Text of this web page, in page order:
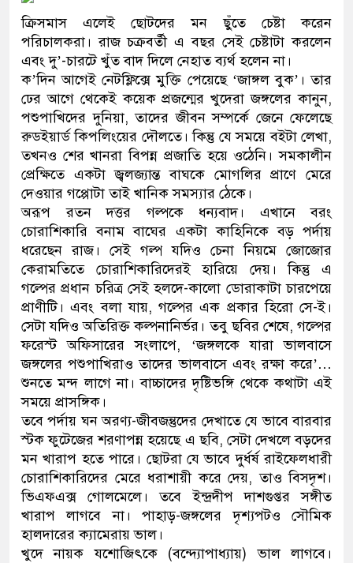
সিল-স্বাক্ষর জালিয়াতি চক্রের পাঁচ
উদ্ধার
জনগণ পরিবর্তন চেয়েছে বলেই
প্রধানমন্ত্রী
মিরপুর মডেল থানার অভিযানে
মাদক কারবারি গ্রেফতার
২৮ লাখ টাকার জাল নোটসহ
থানা পুলিশ
যেকোনো সময় বেনজীরের
নেতৃত্ব ও গণতন্ত্রের মূর্তমান
ক্রিসমাস এলেই ছোটদের মন ছুঁতে চেষ্টা করেন
পরিচালকরা। রাজ চক্রবর্তী এ বছর সেই চেষ্টাটা করলেন
এবং দু’-চারটে খুঁত বাদ দিলে নেহাত ব্যর্থ হলেন না।
ক’দিন আগেই নেটফ্লিক্সে মুক্তি পেয়েছে ‘জাঙ্গল বুক’। তার
ঢের আগে থেকেই কয়েক প্রজন্মের খুদেরা জঙ্গলের কানুন,
পশুপাখিদের দুনিয়া, তাদের জীবন সম্পর্কে জেনে ফেলেছে
রুডইয়ার্ড কিপলিংয়ের দৌলতে। কিন্তু যে সময়ে বইটা লেখা,
তখনও শের খানরা বিপন্ন প্রজাতি হয়ে ওঠেনি। সমকালীন
প্রেক্ষিতে একটা জ্বলজ্যান্ত বাঘকে মোগলির প্রাণে মেরে
দেওয়ার গপ্পোটা তাই খানিক সমস্যার ঠেকে।
অরূপ রতন দত্তর গল্পকে ধন্যবাদ। এখানে বরং
চোরাশিকারি বনাম বাঘের একটা কাহিনিকে বড় পর্দায়
ধরেছেন রাজ। সেই গল্প যদিও চেনা নিয়মে জোজোর
কেরামতিতে চোরাশিকারিদেরই হারিয়ে দেয়। কিন্তু এ
গল্পের প্রধান চরিত্র সেই হলদে-কালো ডোরাকাটা চারপেয়ে
প্রাণীটি। এবং বলা যায়, গল্পের এক প্রকার হিরো সে-ই।
সেটা যদিও অতিরিক্ত কল্পনানির্ভর। তবু ছবির শেষে, গল্পের
ফরেস্ট অফিসারের সংলাপে, ‘জঙ্গলকে যারা ভালবাসে
জঙ্গলের পশুপাখিরাও তাদের ভালবাসে এবং রক্ষা করে’…
শুনতে মন্দ লাগে না। বাচ্চাদের দৃষ্টিভঙ্গি থেকে কথাটা এই
সময়ে প্রাসঙ্গিক।
তবে পর্দায় ঘন অরণ্য-জীবজন্তুদের দেখাতে যে ভাবে বারবার
স্টক ফুটেজের শরণাপন্ন হয়েছে এ ছবি, সেটা দেখলে বড়দের
মন খারাপ হতে পারে। ছোটরা যে ভাবে দুর্ধর্ষ রাইফেলধারী
চোরাশিকারিদের মেরে ধরাশায়ী করে দেয়, তাও বিসদৃশ।
ভিএফএক্স গোলমেলে। তবে ইন্দ্রদীপ দাশগুপ্তর সঙ্গীত
খারাপ লাগবে না। পাহাড়-জঙ্গলের দৃশ্যপটও সৌমিক
হালদারের ক্যামেরায় ভাল।
খুদে নায়ক যশোজিৎকে (বন্দ্যোপাধ্যায়) ভাল লাগবে।